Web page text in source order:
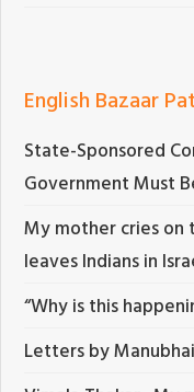
English Bazaar
State-Sponsored
Government Must
My mother cries on
leaves Indians in
“Why is this
Letters by Manubhai